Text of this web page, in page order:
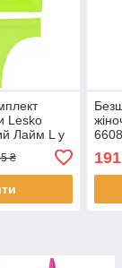
Lesko
Лайм L у
труси та
₴
шт.